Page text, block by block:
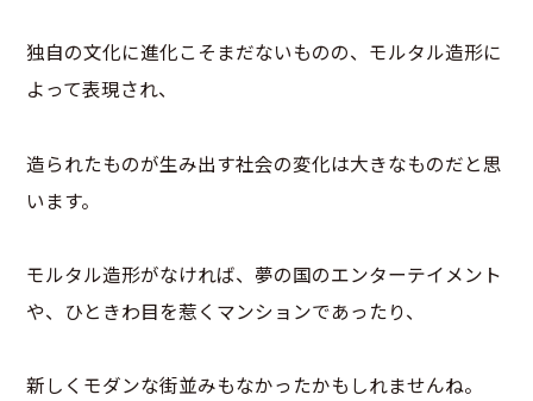
独自の文化に進化こそまだないものの、モルタル造形に
よって表現され、
造られたものが生み出す社会の変化は大きなものだと思
います。
モルタル造形がなければ、夢の国のエンターテイメント
や、ひときわ目を惹くマンションであったり、
新しくモダンな街並みもなかったかもしれませんね。